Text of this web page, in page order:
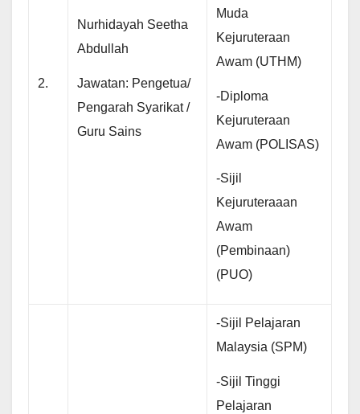
2.
Nurhidayah Seetha
Abdullah
Jawatan: Pengetua/
Pengarah Syarikat /
Guru Sains
Muda
Kejuruteraan
Awam (UTHM)
-Diploma
Kejuruteraan
Awam (POLISAS)
-Sijil
Kejuruteraaan
Awam
(Pembinaan)
(PUO)
-Sijil Pelajaran
Malaysia (SPM)
-Sijil Tinggi
Pelajaran